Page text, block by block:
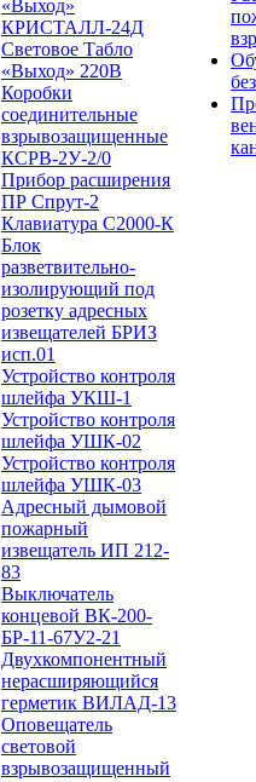
«Выход»
КРИСТАЛЛ-24Д
Световое Табло
«Выход» 220В
Коробки
соединительные
взрывозащищенные
КСРВ-2У-2/0
Прибор расширения
ПР Спрут-2
Клавиатура С2000-К
Блок
разветвительно-
изолирующий под
розетку адресных
извещателей БРИЗ
исп.01
Устройство контроля
шлейфа УКШ-1
Устройство контроля
шлейфа УШК-02
Устройство контроля
шлейфа УШК-03
Адресный дымовой
пожарный
извещатель ИП 212-
83
Выключатель
концевой ВК-200-
БР-11-67У2-21
Двухкомпонентный
нерасширяющийся
герметик ВИЛАД-13
Оповещатель
световой
взрывозащищенный